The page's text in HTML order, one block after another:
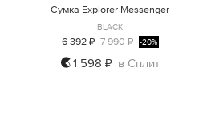
ONE SIZE
Сумка Explorer Messenger
BLACK
6 392 ₽ 7 990 ₽ -20%
1 598 ₽ в Сплит